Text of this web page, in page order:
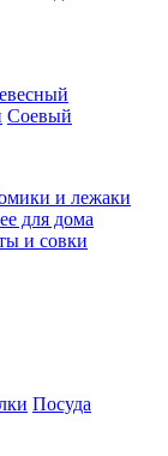
Соевый
и лежаки
для дома
и совки
Посуда